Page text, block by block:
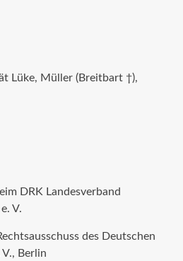
Lüke, Müller (Breitbart †),
DRK Landesverband
V.
des Deutschen
V., Berlin